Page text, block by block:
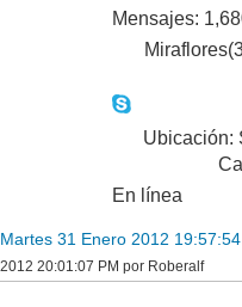
Mensajes:
Ubicación:
En línea
Martes 31 Enero 2012
2012 20:01:07 PM por Roberalf